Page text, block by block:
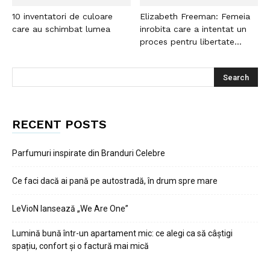
10 inventatori de culoare
care au schimbat lumea
Elizabeth Freeman: Femeia
inrobita care a intentat un
proces pentru libertate...
RECENT POSTS
Parfumuri inspirate din Branduri Celebre
Ce faci dacă ai pană pe autostradă, în drum spre mare
LeVioN lansează „We Are One”
Lumină bună într-un apartament mic: ce alegi ca să câștigi
spațiu, confort și o factură mai mică